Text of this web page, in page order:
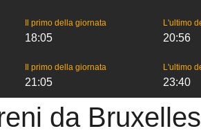
Il primo della giornata
18:05
L'ultimo
20:56
Il primo della giornata
21:05
L'ultimo
23:40
da